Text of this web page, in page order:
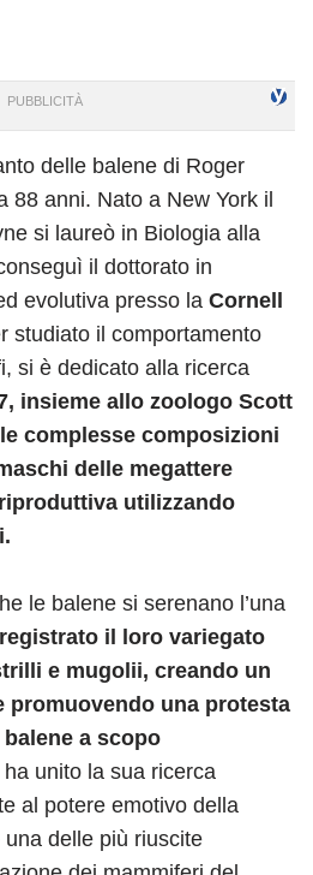
delle balene di Roger
88 anni. Nato a New York il
si laureò in Biologia alla
il dottorato in
evolutiva presso la Cornell
studiato il comportamento
si è dedicato alla ricerca
insieme allo zoologo Scott
complesse composizioni
delle megattere
utilizzando
le balene si serenano l’una
il loro variegato
e mugolii, creando un
promuovendo una protesta
a scopo
ha unito la sua ricerca
al potere emotivo della
delle più riuscite